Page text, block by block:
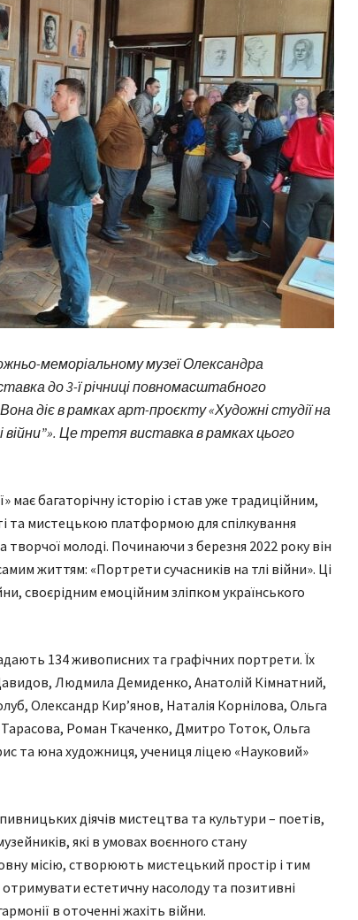
меморіальному музеї Олександра
до 3-ї річниці повномасштабного
діє в рамках арт-проєкту «Художні студії на
Це третя виставка в рамках цього
має багаторічну історію і став уже традиційним,
та мистецькою платформою для спілкування
творчої молоді. Починаючи з березня 2022 року він
життям: «Портрети сучасників на тлі війни». Ці
своєрідним емоційним зліпком українського
134 живописних та графічних портрети. Їх
Людмила Демиденко, Анатолій Кімнатний,
Олександр Кир’янов, Наталія Корнілова, Ольга
Роман Ткаченко, Дмитро Тоток, Ольга
та юна художниця, учениця ліцею «Науковий»
діячів мистецтва та культури – поетів,
які в умовах воєнного стану
місію, створюють мистецький простір і тим
естетичну насолоду та позитивні
в оточенні жахіть війни.